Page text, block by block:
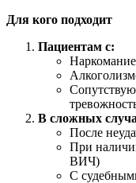
Для кого подходит
Пациентам с:
В сложных
После
При
ВИЧ)
С